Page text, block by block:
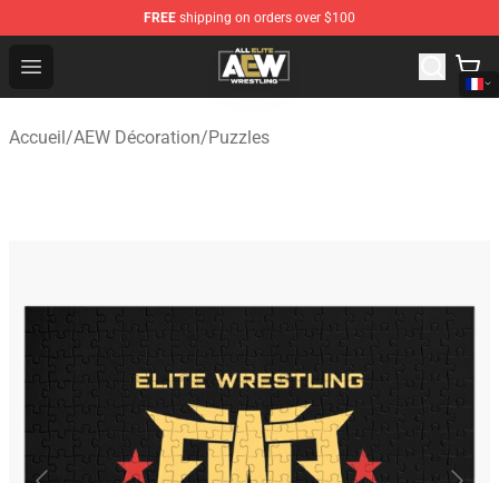
FREE shipping on orders over $100
Open menu
Aew Shop ⚡️ Official Aew Merchandise Store
Accueil/AEW Décoration/Puzzles